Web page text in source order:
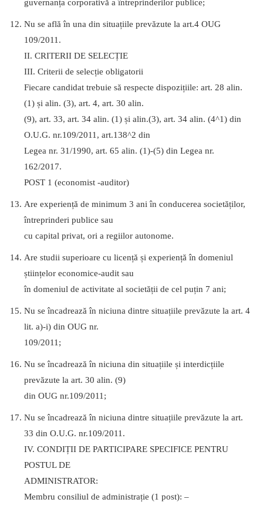
guvernanța corporativă a întreprinderilor publice;
Nu se află în una din situațiile prevăzute la art.4 OUG
109/2011.
II. CRITERII DE SELECȚIE
III. Criterii de selecție obligatorii
Fiecare candidat trebuie să respecte dispozițiile: art. 28 alin.
(1) și alin. (3), art. 4, art. 30 alin.
(9), art. 33, art. 34 alin. (1) și alin.(3), art. 34 alin. (4^1) din
O.U.G. nr.109/2011, art.138^2 din
Legea nr. 31/1990, art. 65 alin. (1)-(5) din Legea nr.
162/2017.
POST 1 (economist -auditor)
Are experiență de minimum 3 ani în conducerea societăților,
întreprinderi publice sau
cu capital privat, ori a regiilor autonome.
Are studii superioare cu licență și experiență în domeniul
științelor economice-audit sau
în domeniul de activitate al societății de cel puțin 7 ani;
Nu se încadrează în niciuna dintre situațiile prevăzute la art. 4
lit. a)-i) din OUG nr.
109/2011;
Nu se încadrează în niciuna din situațiile și interdicțiile
prevăzute la art. 30 alin. (9)
din OUG nr.109/2011;
Nu se încadrează în niciuna dintre situațiile prevăzute la art.
33 din O.U.G. nr.109/2011.
IV. CONDIȚII DE PARTICIPARE SPECIFICE PENTRU
POSTUL DE
ADMINISTRATOR:
Membru consiliul de administrație (1 post): –